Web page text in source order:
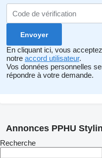
En cliquant ici, vous
notre accord utilisateur.
Vos données personnelles
répondre à votre demande.
Annonces PPHU
Recherche